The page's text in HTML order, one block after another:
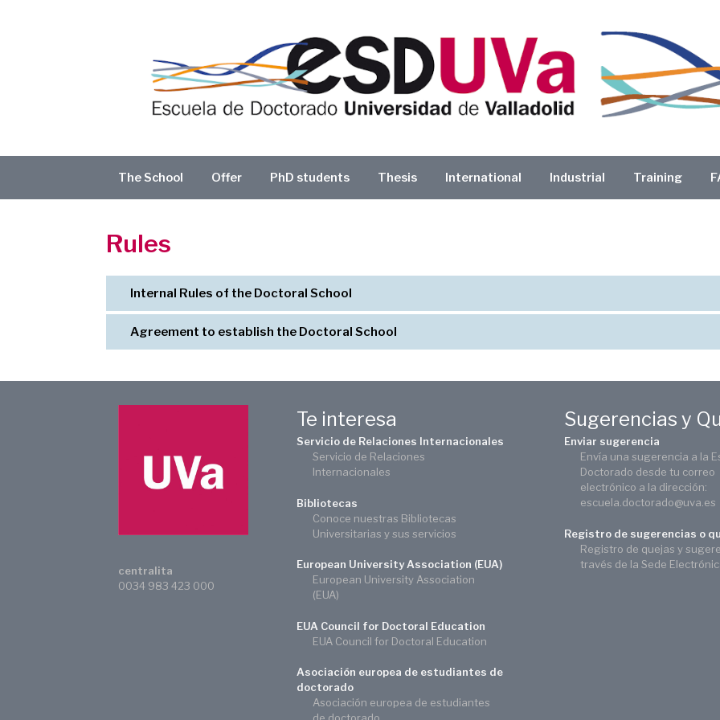
The School Offer PhD students Thesis International Industrial Training
Rules
Internal Rules of the Doctoral School
Agreement to establish the Doctoral School
centralita
0034 983 423 000
Te interesa
Servicio de Relaciones Internacionales
Servicio de Relaciones
Internacionales
Bibliotecas
Conoce nuestras Bibliotecas
Universitarias y sus servicios
European University Association (EUA)
European University Association
(EUA)
EUA Council for Doctoral Education
EUA Council for Doctoral Education
Asociación europea de estudiantes de
doctorado
Asociación europea de estudiantes
Sugerencias y
Enviar sugerencia
Envía una sugerencia a la
Doctorado desde tu correo
electrónico a la dirección:
escuela.doctorado@uva.es
Registro de sugerencias o
Registro de quejas y
través de la Sede